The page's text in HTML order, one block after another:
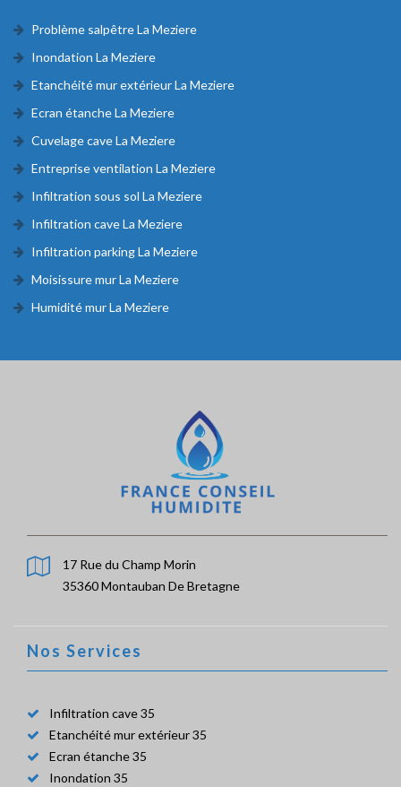
Problème salpêtre La Meziere
Inondation La Meziere
Etanchéité mur extérieur La Meziere
Ecran étanche La Meziere
Cuvelage cave La Meziere
Entreprise ventilation La Meziere
Infiltration sous sol La Meziere
Infiltration cave La Meziere
Infiltration parking La Meziere
Moisissure mur La Meziere
Humidité mur La Meziere
17 Rue du Champ Morin
35360 Montauban De Bretagne
Nos Services
Infiltration cave 35
Etanchéité mur extérieur 35
Ecran étanche 35
Inondation 35